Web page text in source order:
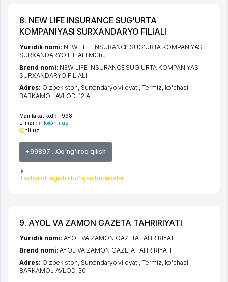
8. NEW LIFE INSURANCE SUG'URTA
KOMPANIYASI SURXANDARYO FILIALI
Mamlakat kodi: +998
E-mail: info@nli.uz
nli.uz
+99897 ...Qo'ng'iroq qilish
Tashkilot tegishli bo'lgan Rubrikalar
Yuridik nomi: NEW LIFE INSURANCE SUG'URTA KOMPANIYASI
SURXANDARYO FILIALI MChJ
Brend nomi: NEW LIFE INSURANCE SUG'URTA KOMPANIYASI
SURXANDARYO FILIALI
Adres: O'zbekiston, Surxandaryo viloyati Termiz ko'chasi
BARKAMOL AVLOD , 12 A
9. AYOL VA ZAMON GAZETA TAHRIRIYATI
Yuridik nomi:AYOL VA ZAMON GAZETA TAHRIRIYATI
Brend nomi:AYOL VA ZAMON GAZETA TAHRIRIYATI
Adres: O'zbekiston, Surxandaryo viloyati Termiz ko'chasi
BARKAMOL AVLOD , 30